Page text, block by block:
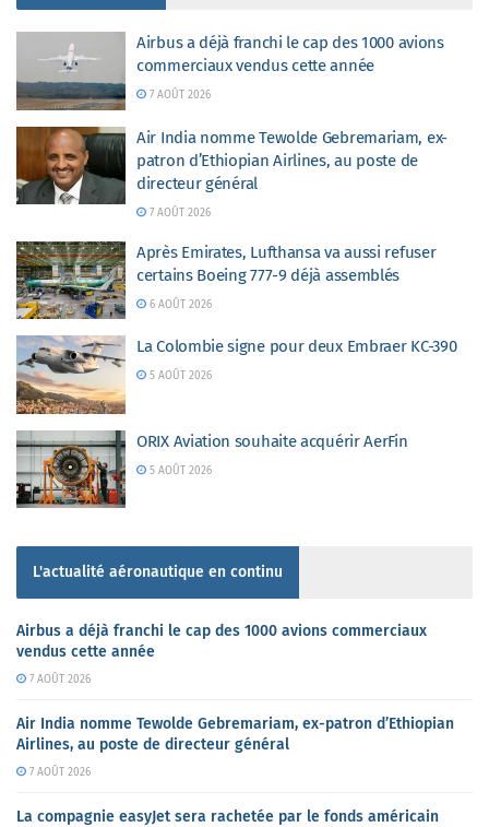
Airbus a déjà franchi le cap des 1000 avions
commerciaux vendus cette année
7 AOÛT 2026
Air India nomme Tewolde Gebremariam, ex-
patron d’Ethiopian Airlines, au poste de
directeur général
7 AOÛT 2026
Après Emirates, Lufthansa va aussi refuser
certains Boeing 777-9 déjà assemblés
6 AOÛT 2026
La Colombie signe pour deux Embraer KC-390
5 AOÛT 2026
ORIX Aviation souhaite acquérir AerFin
5 AOÛT 2026
L'actualité aéronautique en continu
Airbus a déjà franchi le cap des 1000 avions commerciaux
vendus cette année
7 AOÛT 2026
Air India nomme Tewolde Gebremariam, ex-patron d’Ethiopian
Airlines, au poste de directeur général
7 AOÛT 2026
La compagnie easyJet sera rachetée par le fonds américain